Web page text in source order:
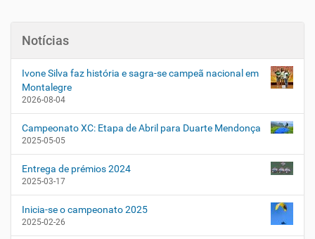
Notícias
Ivone Silva faz história e sagra-se campeã nacional em
Montalegre
2026-08-04
Campeonato XC: Etapa de Abril para Duarte Mendonça
2025-05-05
Entrega de prémios 2024
2025-03-17
Inicia-se o campeonato 2025
2025-02-26